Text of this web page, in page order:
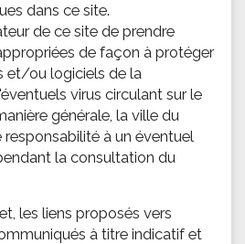
dans ce site.
de ce site de prendre
de façon à protéger
et/ou logiciels de la
virus circulant sur le
générale, la ville du
à un éventuel
la consultation du
les liens proposés vers
à titre indicatif et